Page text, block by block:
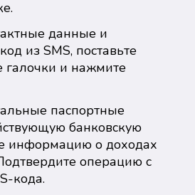
данные и
из SMS, поставьте
и нажмите
паспортные
банковскую
информацию о доходах
операцию с
кода.